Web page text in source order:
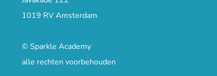
1019 RV Amsterdam
© Sparkle Academy
alle rechten voorbehouden